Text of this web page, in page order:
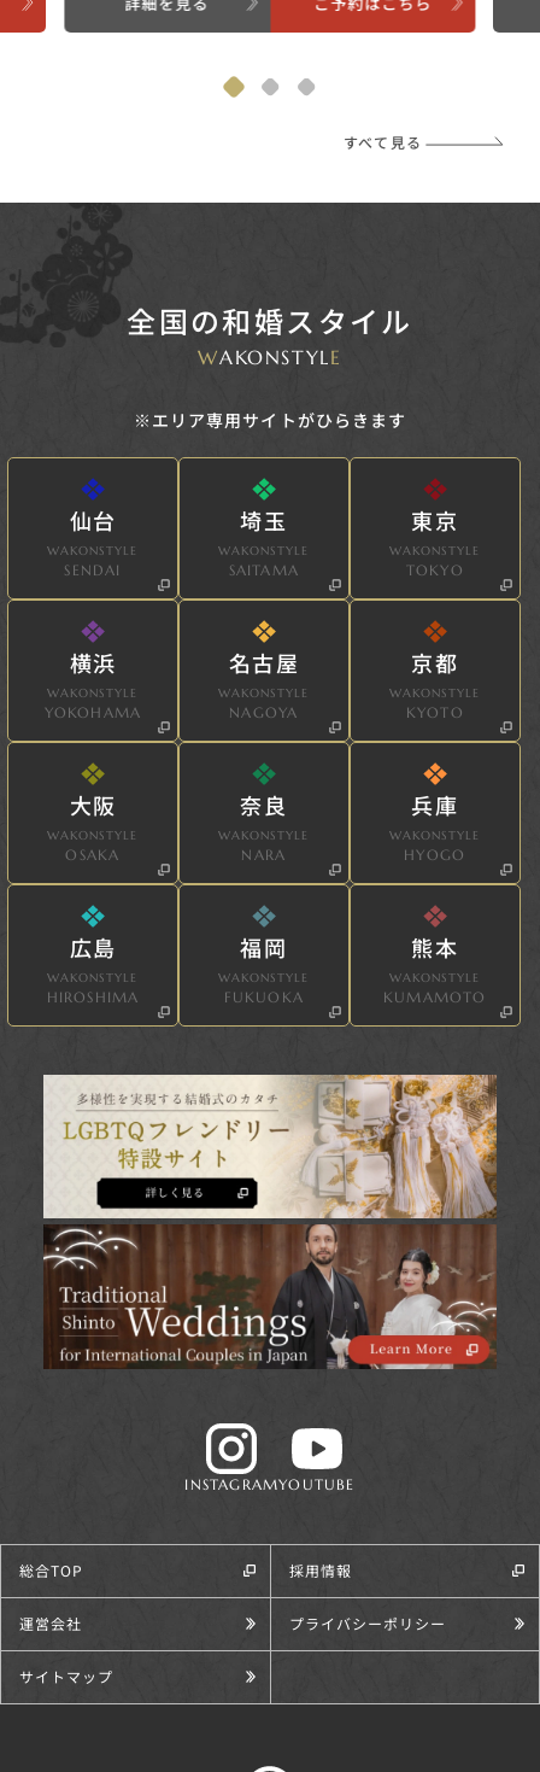
すべて見る
全国の和婚スタイル
WAKONSTYLE
※エリア専用サイトがひらきます
仙台
WAKONSTYLE
SENDAI
埼玉
WAKONSTYLE
SAITAMA
東京
WAKONSTYLE
TOKYO
横浜
WAKONSTYLE
YOKOHAMA
名古屋
WAKONSTYLE
NAGOYA
京都
WAKONSTYLE
KYOTO
大阪
WAKONSTYLE
OSAKA
奈良
WAKONSTYLE
NARA
兵庫
WAKONSTYLE
HYOGO
広島
WAKONSTYLE
HIROSHIMA
福岡
WAKONSTYLE
FUKUOKA
熊本
WAKONSTYLE
KUMAMOTO
INSTAGRAMYOUTUBE
総合TOP 採用情報
運営会社 プライバシーポリシー
サイトマップ